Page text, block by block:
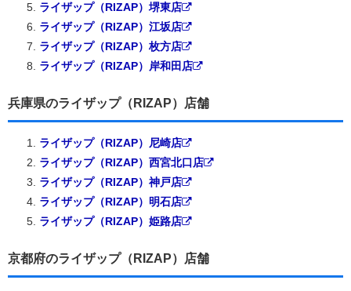
ライザップ（RIZAP）堺東店
ライザップ（RIZAP）江坂店
ライザップ（RIZAP）枚方店
ライザップ（RIZAP）岸和田店
兵庫県のライザップ（RIZAP）店舗
ライザップ（RIZAP）尼崎店
ライザップ（RIZAP）西宮北口店
ライザップ（RIZAP）神戸店
ライザップ（RIZAP）明石店
ライザップ（RIZAP）姫路店
京都府のライザップ（RIZAP）店舗